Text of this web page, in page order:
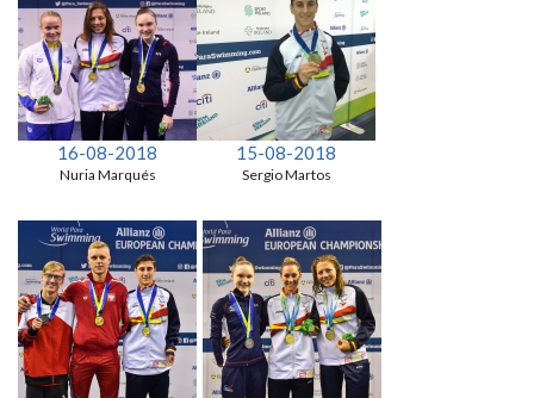
16-08-2018
Nuria Marqués
15-08-2018
Sergio Martos